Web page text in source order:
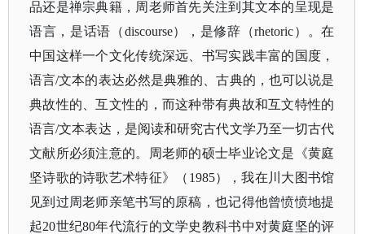
品还是禅宗典籍，周老师首先关注到其文本的呈现是
语言，是话语（discourse），是修辞（rhetoric）。在
中国这样一个文化传统深远、书写实践丰富的国度，
语言/文本的表达必然是典雅的、古典的，也可以说是
典故性的、互文性的，而这种带有典故和互文特性的
语言/文本表达，是阅读和研究古代文学乃至一切古代
文献所必须注意的。周老师的硕士毕业论文是《黄庭
坚诗歌的诗歌艺术特征》（1985），我在川大图书馆
见到过周老师亲笔书写的原稿，也记得他曾愤愤地提
起20世纪80年代流行的文学史教科书中对黄庭坚的评